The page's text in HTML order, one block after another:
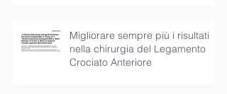
Migliorare sempre più i risultati
nella chirurgia del Legamento
Crociato Anteriore